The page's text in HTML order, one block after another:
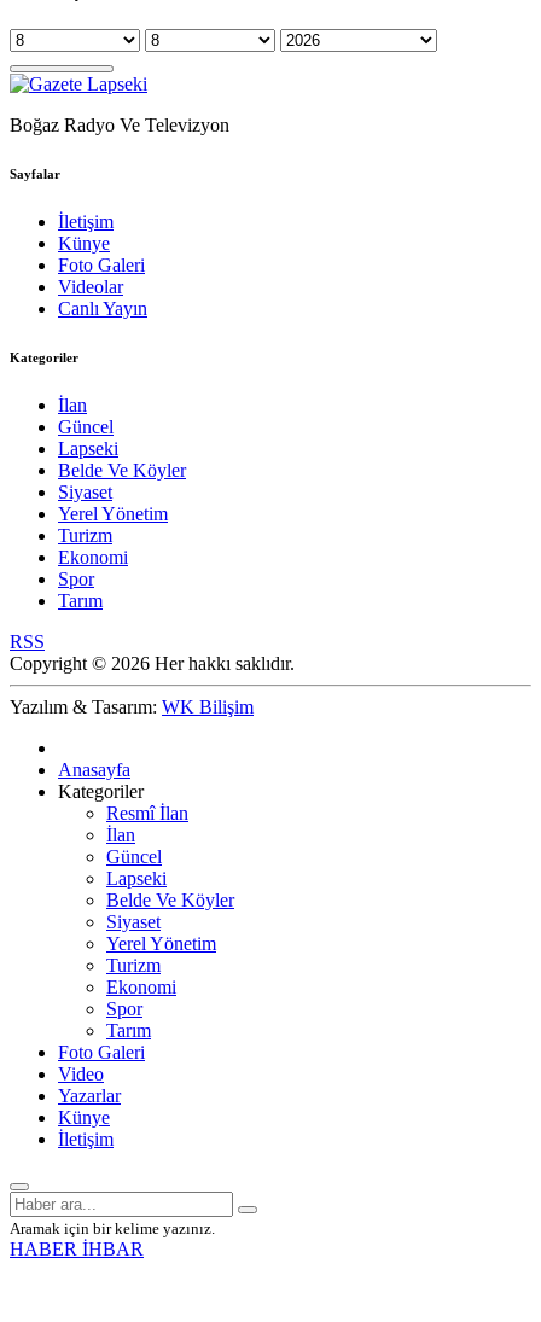
Boğaz Radyo Ve Televizyon
Sayfalar
İletişim
Künye
Foto Galeri
Videolar
Canlı Yayın
Kategoriler
İlan
Güncel
Lapseki
Belde Ve Köyler
Siyaset
Yerel Yönetim
Turizm
Ekonomi
Spor
Tarım
RSS
Copyright © 2026 Her hakkı saklıdır.
Yazılım & Tasarım: WK Bilişim
Anasayfa
Kategoriler
Resmî İlan
İlan
Güncel
Lapseki
Belde Ve Köyler
Siyaset
Yerel Yönetim
Turizm
Ekonomi
Spor
Tarım
Foto Galeri
Video
Yazarlar
Künye
İletişim
Aramak için bir kelime yazınız.
HABER İHBAR